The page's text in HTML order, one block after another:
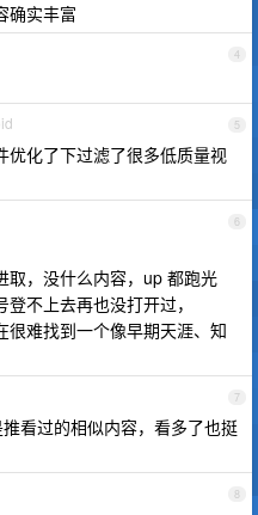
确实丰富
4
5
优化了下过滤了很多低质量视
6
取，没什么内容，up 都跑光
不上去再也没打开过，
难找到一个像早期天涯、知
7
看过的相似内容，看多了也挺
8